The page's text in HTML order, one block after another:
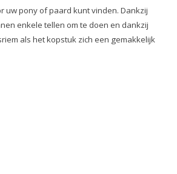
uw pony of paard kunt vinden. Dankzij
enkele tellen om te doen en dankzij
als het kopstuk zich een gemakkelijk